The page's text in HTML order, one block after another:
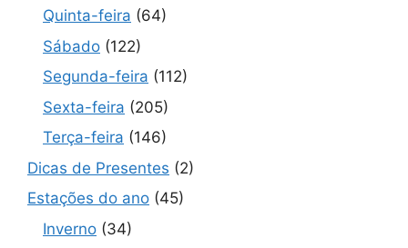
Quinta-feira (64)
Sábado (122)
Segunda-feira (112)
Sexta-feira (205)
Terça-feira (146)
Dicas de Presentes (2)
Estações do ano (45)
Inverno (34)